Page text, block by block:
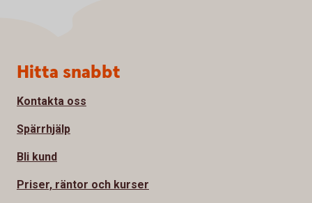
Sidfot
Hitta snabbt
Kontakta oss
Spärrhjälp
Bli kund
Priser, räntor och kurser